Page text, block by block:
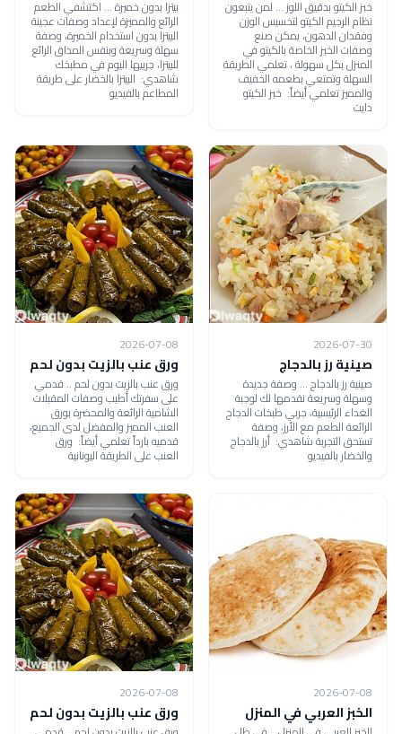
خبز الكيتو بدقيق اللوز ... لمن يتبعون
نظام الرجيم الكيتو لتخسيس الوزن
وفقدان الدهون، يمكن صنع
وصفات الخبز الخاصة بالكيتو في
المنزل بكل سهولة ، تعلمي الطريقة
السهلة وتمتعي بطعمه الخفيف
والمميز تعلمي أيضاً: خبز الكيتو
دايت
بيتزا بدون خميرة ... اكتشفي الطعم
الرائع والمميزة لإعداد وصفات عجينة
البيتزا بدون استخدام الخميرة، وصفة
سهلة وسريعة وبنفس المذاق الرائع
للبيتزا، جربيها اليوم في مطبخك
شاهدي: البيتزا بالخضار على طريقة
المطاعم بالفيديو
2026-07-30
صينية رز بالدجاج
صينية رز بالدجاج ... وصفة جديدة
وسهلة وسريعة نقدمها لك لوجبة
الغداء الرئيسية، جربي طبخات الدجاج
الرائعة الطعم مع الأرز، وصفة
تستحق التجربة شاهدي: أرز بالدجاج
والخضار بالفيديو
2026-07-08
ورق عنب بالزيت بدون لحم
ورق عنب بالزيت بدون لحم .. قدمي
على سفرتك أطيب وصفات المقبلات
الشامية الرائعة والمحضرة بورق
العنب المميز والمفضل لدى الجميع،
قدميه بارداً تعلمي أيضاً: ورق
العنب على الطريقة اليونانية
2026-07-08
الخبز العربي في المنزل
2026-07-08
ورق عنب بالزيت بدون لحم